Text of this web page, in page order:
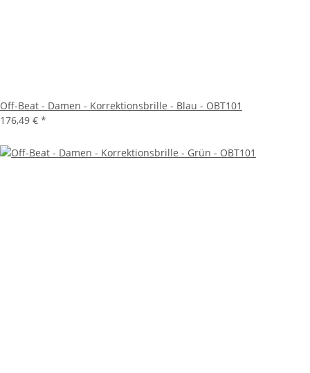
Off-Beat - Damen - Korrektionsbrille - Blau - OBT101
176,49 € *